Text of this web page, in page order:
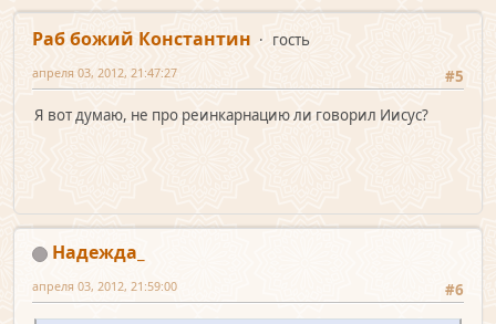
Раб божий Константин
гость
#5
апреля 03, 2012, 21:47:27
Я вот думаю, не про реинкарнацию ли говорил Иисус?
Надежда_
#6
апреля 03, 2012, 21:59:00